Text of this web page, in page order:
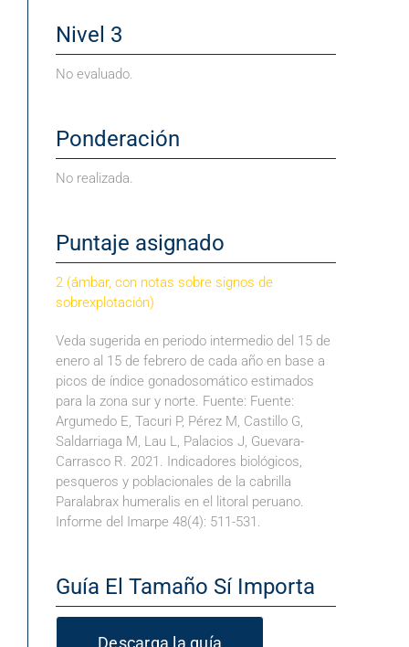
Nivel 3
No evaluado.
Ponderación
No realizada.
Puntaje asignado
2 (ámbar, con notas sobre signos de
sobrexplotación)
Veda sugerida en periodo intermedio del 15 de
enero al 15 de febrero de cada año en base a
picos de índice gonadosomático estimados
para la zona sur y norte. Fuente: Fuente:
Argumedo E, Tacuri P, Pérez M, Castillo G,
Saldarriaga M, Lau L, Palacios J, Guevara-
Carrasco R. 2021. Indicadores biológicos,
pesqueros y poblacionales de la cabrilla
Paralabrax humeralis en el litoral peruano.
Informe del Imarpe 48(4): 511-531.
Guía El Tamaño Sí Importa
Descarga la guía